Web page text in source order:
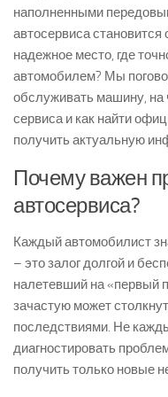
наполненными
автосервиса
надежное место, где
автомобилем? Мы
обслуживать машину, на
сервиса и как найти
получить актуальную
Почему важен
автосервиса?
Каждый автомобилист
– это залог долгой и
налетевший на «первый
зачастую может
последствиями. Не
диагностировать
получить только новые